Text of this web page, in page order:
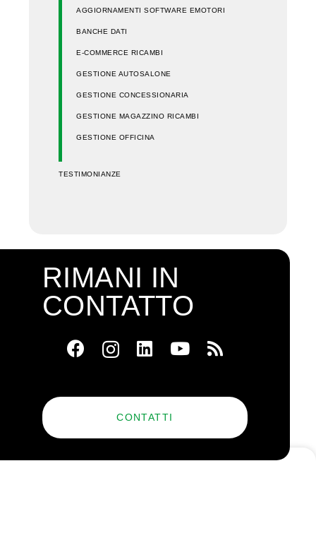
AGGIORNAMENTI SOFTWARE EMOTORI
BANCHE DATI
E-COMMERCE RICAMBI
GESTIONE AUTOSALONE
GESTIONE CONCESSIONARIA
GESTIONE MAGAZZINO RICAMBI
GESTIONE OFFICINA
TESTIMONIANZE
RIMANI IN
CONTATTO
CONTATTI